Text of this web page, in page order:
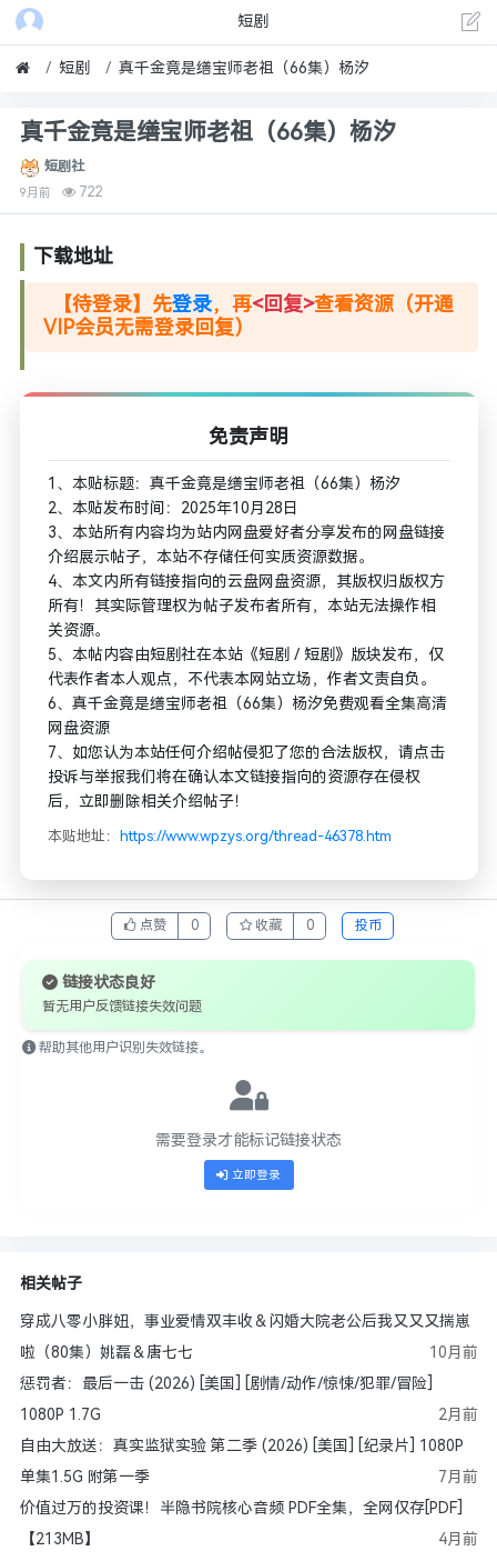
短剧
短剧 真千金竟是缮宝师老祖（66集）杨汐
真千金竟是缮宝师老祖（66集）杨汐
短剧社
9月前 722
下载地址
【待登录】先登录，再<回复>查看资源（开通
VIP会员无需登录回复）
免责声明
1、本贴标题：真千金竟是缮宝师老祖（66集）杨汐
2、本贴发布时间：2025年10月28日
3、本站所有内容均为站内网盘爱好者分享发布的网盘链接
介绍展示帖子，本站不存储任何实质资源数据。
4、本文内所有链接指向的云盘网盘资源，其版权归版权方
所有！其实际管理权为帖子发布者所有，本站无法操作相
关资源。
5、本帖内容由短剧社在本站《短剧 / 短剧》版块发布，仅
代表作者本人观点，不代表本网站立场，作者文责自负。
6、真千金竟是缮宝师老祖（66集）杨汐免费观看全集高清
网盘资源
7、如您认为本站任何介绍帖侵犯了您的合法版权，请点击
投诉与举报我们将在确认本文链接指向的资源存在侵权
后，立即删除相关介绍帖子！
本贴地址： https://www.wpzys.org/thread-46378.htm
点赞 0 收藏 0 投币
链接状态良好
暂无用户反馈链接失效问题
帮助其他用户识别失效链接。
需要登录才能标记链接状态
立即登录
相关帖子
穿成八零小胖妞，事业爱情双丰收＆闪婚大院老公后我又又又揣崽
啦（80集）姚磊＆唐七七
10月前
惩罚者：最后一击 (2026) [美国] [剧情/动作/惊悚/犯罪/冒险]
1080P 1.7G
2月前
自由大放送：真实监狱实验 第二季 (2026) [美国] [纪录片] 1080P
单集1.5G 附第一季
7月前
价值过万的投资课！半隐书院核心音频 PDF全集，全网仅存[PDF]
【213MB】
4月前